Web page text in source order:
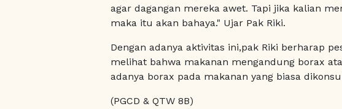
agar dagangan mereka awet. Tapi jika kalian
maka itu akan bahaya." Ujar Pak Riki.
Dengan adanya aktivitas ini,pak Riki berharap
melihat bahwa makanan mengandung borax
adanya borax pada makanan yang biasa
(PGCD & QTW 8B)